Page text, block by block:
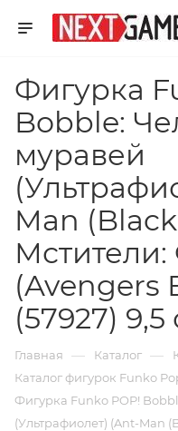
Фигурка
Bobble:
муравей
Man
(Avengers
(57927) 9,5
Главная — Каталог —
Каталог фигурок Funko
Фигурка Funko POP!
(Ультрафиолет) (Ant-Man